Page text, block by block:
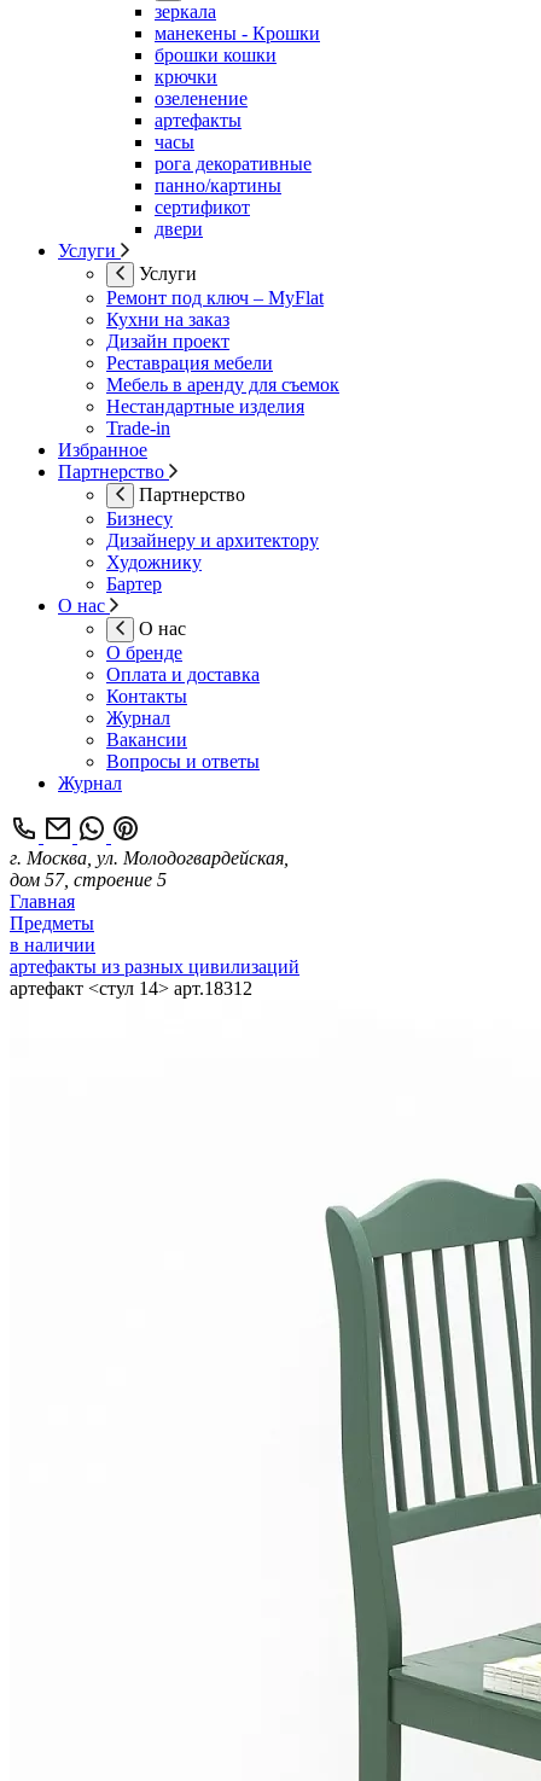
зеркала
манекены - Крошки
брошки кошки
крючки
озеленение
артефакты
часы
рога декоративные
панно/картины
сертификот
двери
Услуги
Услуги
Ремонт под ключ – MyFlat
Кухни на заказ
Дизайн проект
Реставрация мебели
Мебель в аренду для съемок
Нестандартные изделия
Trade-in
Избранное
Партнерство
Партнерство
Бизнесу
Дизайнеру и архитектору
Художнику
Бартер
О нас
О нас
О бренде
Оплата и доставка
Контакты
Журнал
Вакансии
Вопросы и ответы
Журнал
г. Москва, ул. Молодогвардейская,
дом 57, строение 5
Главная
Предметы
в наличии
артефакты из разных цивилизаций
артефакт <стул 14> арт.18312